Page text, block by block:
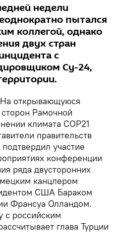
недели
пытался
коллегой, однако
двух стран
с
Су-24,
На открывающуюся
Рамочной
климата COP21
правительств
участие
конференции
ряда двусторонних
канцлером
США Бараком
Франсуа Олландом.
с российским
глава Турции